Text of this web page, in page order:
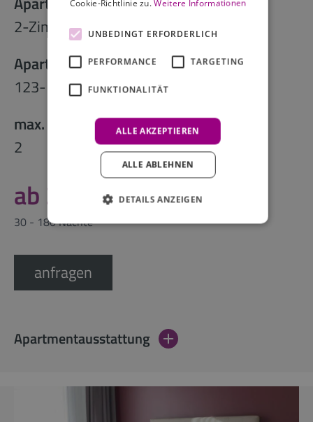
2-Zimmer-Apartment
Apartmentgröße:
123-157 m
max. Personen:
2
ab 243,00
30 - 180 Nächte
anfragen
Apartmentausstattung
Cookie-Richtlinie zu.Weitere Informationen
UNBEDINGT ERFORDERLICH
PERFORMANCE TARGETING
FUNKTIONALITÄT
ALLE AKZEPTIEREN
ALLE ABLEHNEN
DETAILS ANZEIGEN